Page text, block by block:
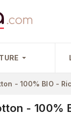
- 100% BIO -
- 100%